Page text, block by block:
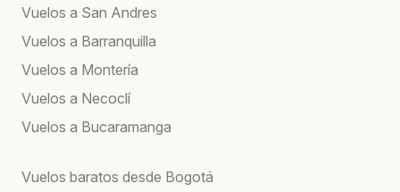
Vuelos a San Andres
Vuelos a Barranquilla
Vuelos a Montería
Vuelos a Necoclí
Vuelos a Bucaramanga
Vuelos baratos desde Bogotá